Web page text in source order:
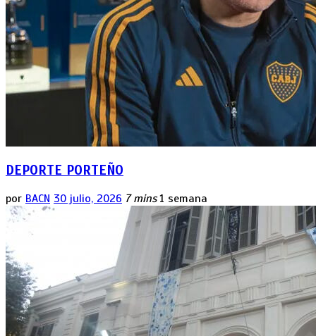
DEPORTE PORTEÑO
por BACN 30 julio, 2026 7 mins 1 semana